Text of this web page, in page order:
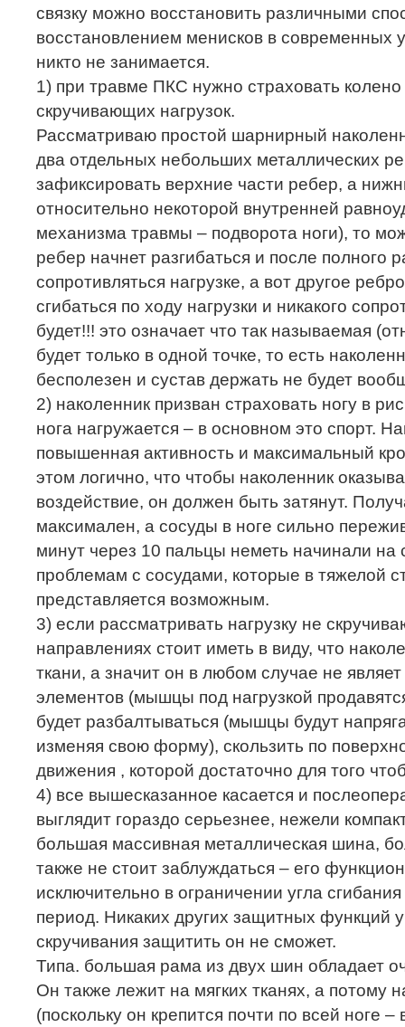
связку можно восстановить различными
восстановлением менисков в современных
никто не занимается.
1) при травме ПКС нужно страховать
скручивающих нагрузок.
Рассматриваю простой шарнирный
два отдельных небольших металлических
зафиксировать верхние части ребер, а
относительно некоторой внутренней
механизма травмы – подворота ноги), то
ребер начнет разгибаться и после полного
сопротивляться нагрузке, а вот другое
сгибаться по ходу нагрузки и никакого
будет!!! это означает что так называемая
будет только в одной точке, то есть
бесполезен и сустав держать не будет
2) наколенник призван страховать ногу в
нога нагружается – в основном это спорт.
повышенная активность и максимальный
этом логично, что чтобы наколенник
воздействие, он должен быть затянут.
максимален, а сосуды в ноге сильно
минут через 10 пальцы неметь начинали на
проблемам с сосудами, которые в тяжелой
представляется возможным.
3) если рассматривать нагрузку не
направлениях стоит иметь в виду, что
ткани, а значит он в любом случае не
элементов (мышцы под нагрузкой
будет разбалтываться (мышцы будут
изменяя свою форму), скользить по
движения , которой достаточно для того
4) все вышесказанное касается и
выглядит гораздо серьезнее, нежели
большая массивная металлическая шина,
также не стоит заблуждаться – его
исключительно в ограничении угла
период. Никаких других защитных функций у
скручивания защитить он не сможет.
Типа. большая рама из двух шин обладает
Он также лежит на мягких тканях, а потому
(поскольку он крепится почти по всей ноге